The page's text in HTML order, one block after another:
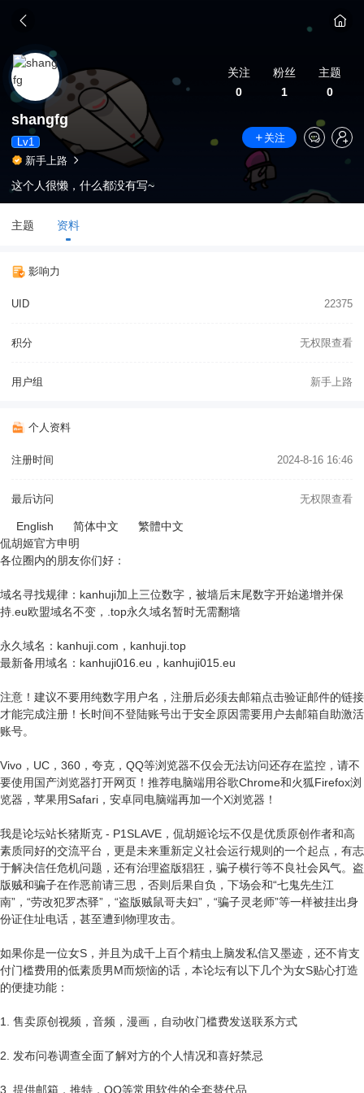
关注
0
粉丝
1
主题
0
shangfg
Lv1
关注
新手上路
这个人很懒，什么都没有写~
主题 资料
影响力
UID 22375
积分 无权限查看
用户组 新手上路
个人资料
注册时间 2024-8-16 16:46
最后访问 无权限查看
English 简体中文
繁體中文
侃胡姬官方申明
各位圈内的朋友你们好：
域名寻找规律：kanhuji加上三位数字，被墙后末尾数字开始递增并保
持.eu欧盟域名不变，.top永久域名暂时无需翻墙
永久域名：kanhuji.com，kanhuji.top
最新备用域名：kanhuji016.eu，kanhuji015.eu
注意！建议不要用纯数字用户名，注册后必须去邮箱点击验证邮件的链接
才能完成注册！长时间不登陆账号出于安全原因需要用户去邮箱自助激活
账号。
Vivo，UC，360，夸克，QQ等浏览器不仅会无法访问还存在监控，请不
要使用国产浏览器打开网页！推荐电脑端用谷歌Chrome和火狐Firefox浏
览器，苹果用Safari，安卓同电脑端再加一个X浏览器！
我是论坛站长猪斯克 - P1SLAVE，侃胡姬论坛不仅是优质原创作者和高
素质同好的交流平台，更是未来重新定义社会运行规则的一个起点，有志
于解决信任危机问题，还有治理盗版猖狂，骗子横行等不良社会风气。盗
版贼和骗子在作恶前请三思，否则后果自负，下场会和“七鬼先生江
南”，“劳改犯罗杰驿”，“盗版贼鼠哥夫妇”，“骗子灵老师”等一样被挂出身
份证住址电话，甚至遭到物理攻击。
如果你是一位女S，并且为成千上百个精虫上脑发私信又墨迹，还不肯支
付门槛费用的低素质男M而烦恼的话，本论坛有以下几个为女S贴心打造
的便捷功能：
1. 售卖原创视频，音频，漫画，自动收门槛费发送联系方式
2. 发布问卷调查全面了解对方的个人情况和喜好禁忌
3. 提供邮箱，推特，QQ等常用软件的全套替代品